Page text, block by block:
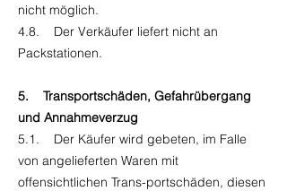
nicht möglich.
4.8. Der Verkäufer liefert nicht an
Packstationen.
5. Transportschäden, Gefahrübergang
und Annahmeverzug
5.1. Der Käufer wird gebeten, im Falle
von angelieferten Waren mit
offensichtlichen Trans-portschäden, diesen